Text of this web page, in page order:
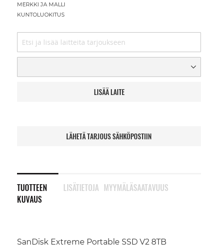
MERKKI JA MALLI
KUNTOLUOKITUS
LISÄÄ LAITE
LÄHETÄ TARJOUS SÄHKÖPOSTIIN
TUOTTEEN
KUVAUS
SanDisk Extreme Portable SSD V2 8TB
LISÄTIETOJA MYYMÄLÄSAATAVUUS